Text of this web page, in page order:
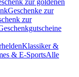
zur goldenen
Geschenke zur
zur
Klassiker &
& E-SportsAlle